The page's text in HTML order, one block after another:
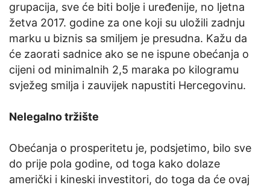
grupacija, sve će biti bolje i uređenije, no ljetna
žetva 2017. godine za one koji su uložili zadnju
marku u biznis sa smiljem je presudna. Kažu da
će zaorati sadnice ako se ne ispune obećanja o
cijeni od minimalnih 2,5 maraka po kilogramu
svježeg smilja i zauvijek napustiti Hercegovinu.
Nelegalno tržište
Obećanja o prosperitetu je, podsjetimo, bilo sve
do prije pola godine, od toga kako dolaze
američki i kineski investitori, do toga da će ovaj